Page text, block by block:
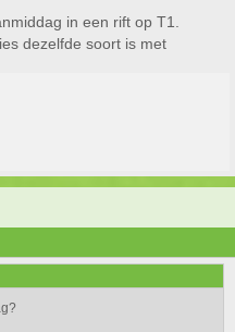
in een rift op T1.
dezelfde soort is met